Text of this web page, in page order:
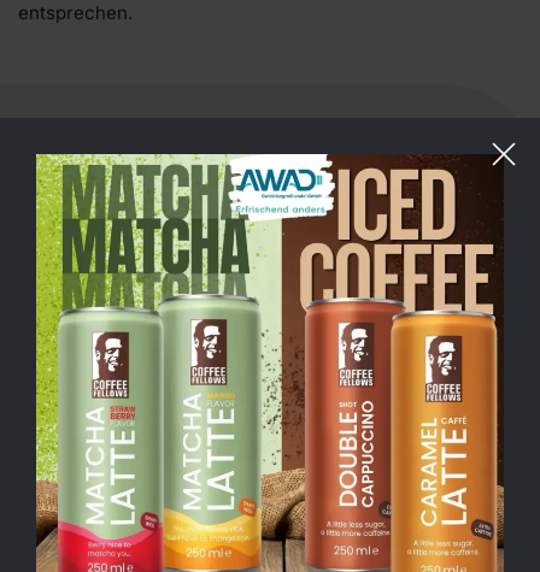
entsprechen.
Saatwinkler Damm 69, 13627 Berlin